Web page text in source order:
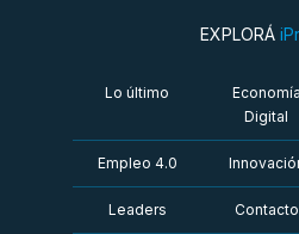
EXPLORÁ
Lo último
Economía
Digital
Empleo 4.0
Leaders Contacto